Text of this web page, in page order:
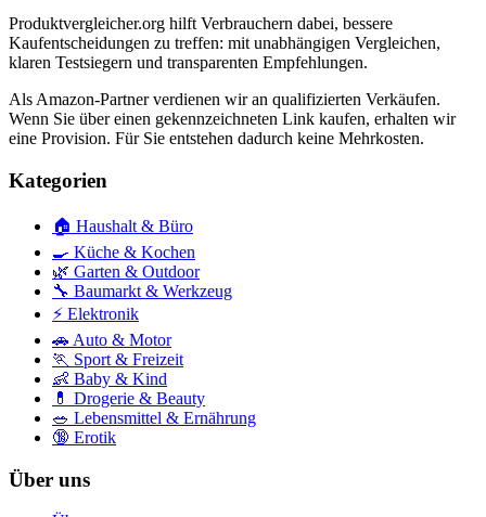
Produktvergleicher.org hilft Verbrauchern dabei, bessere
Kaufentscheidungen zu treffen: mit unabhängigen Vergleichen,
klaren Testsiegern und transparenten Empfehlungen.
Als Amazon-Partner verdienen wir an qualifizierten Verkäufen.
Wenn Sie über einen gekennzeichneten Link kaufen, erhalten wir
eine Provision. Für Sie entstehen dadurch keine Mehrkosten.
Kategorien
🏠 Haushalt & Büro
🍳 Küche & Kochen
🌿 Garten & Outdoor
🔧 Baumarkt & Werkzeug
⚡ Elektronik
🚗 Auto & Motor
🏃 Sport & Freizeit
👶 Baby & Kind
💊 Drogerie & Beauty
🥗 Lebensmittel & Ernährung
🔞 Erotik
Über uns